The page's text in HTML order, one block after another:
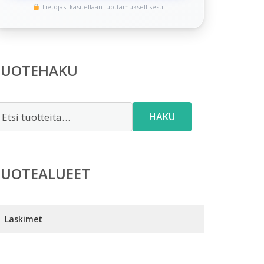
Tietojasi käsitellään luottamuksellisesti
HAKU
Laskimet